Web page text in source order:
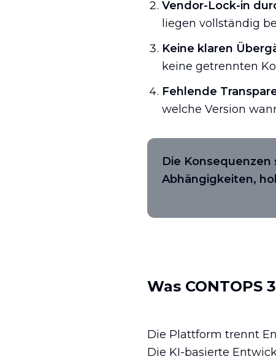
Vendor-Lock-in
liegen vollständig
Keine klaren
keine getrennten
Fehlende
welche Version
Die
Abhängigkeiten,
Was CONTOPS
Die Plattform trennt
Die KI-basierte